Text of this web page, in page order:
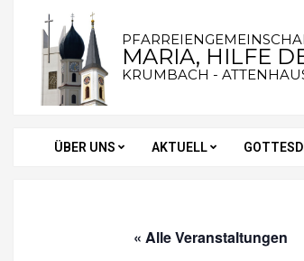
content
MARIA, HILFE
KRUMBACH -
Secondary
ÜBER UNS AKTUELL
« Alle Veranstaltungen